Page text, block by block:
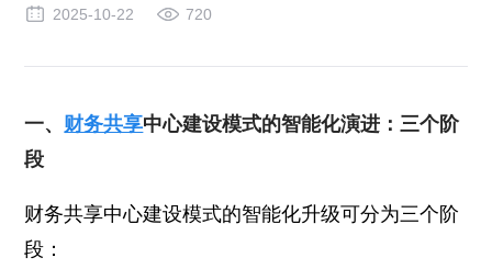
2025-10-22 720
一、 财务共享中心建设模式的智能化演进：三个阶
段
财务共享中心建设模式的智能化升级可分为三个阶
段：